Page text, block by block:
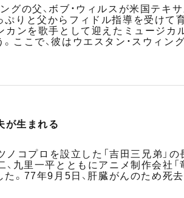
グの父、ボブ・ウィルスが米国テキ
りと父からフィドル指導を受けて
カンを歌手として迎えたミュージ
ここで、彼はウエスタン・スウィン
が生まれる
コプロを設立した「吉田三兄弟」
九里一平とともにアニメ制作会社
。77年9月5日、肝臓がんのため死